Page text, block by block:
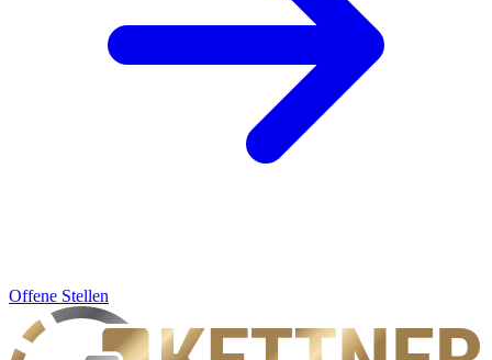
Offene Stellen